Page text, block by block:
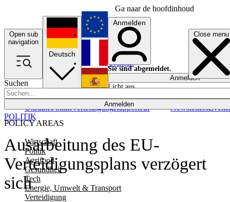
Ga naar de hoofdinhoud
Open sub
navigation
Close menu
Suchen
Anmelden
POLICY AREAS
Wirtschaft
Politik
Agrifood
Gesundheit
Tech
Energie, Umwelt & Transport
Verteidigung
UkrainePolitikVerteidigungRapporteur NewslettersEvents
Deutsch
English
Français
Anmelden
Sie sind abgemeldet.
Anmelden
Licht aus
Ausarbeitung des EU-
Verteidigungsplans verzögert
sich
POLITIK